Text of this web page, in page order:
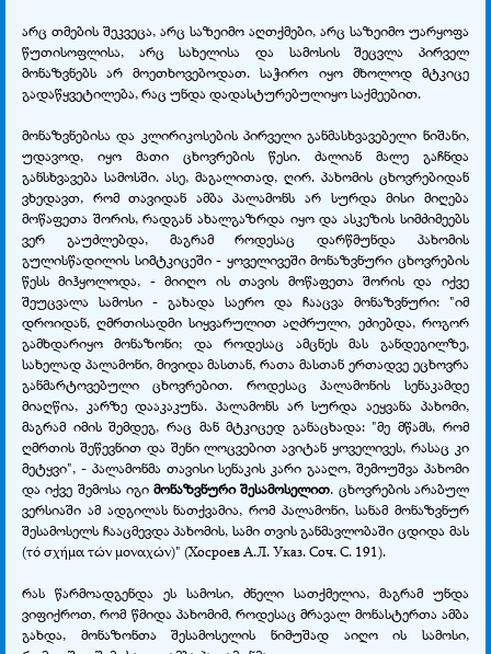
არც თმების შეკვეცა, არც საზეიმო აღთქმები, არც საზეიმო უარყოფა
წუთისოფლისა, არც სახელისა და სამოსის შეცვლა პირველ
მონაზვნებს არ მოეთხოვებოდათ. საჭირო იყო მხოლოდ მტკიცე
გადაწყვეტილება, რაც უნდა დადასტურებულიყო საქმეებით.
მონაზვნებისა და კლირიკოსების პირველი განმასხვავებელი ნიშანი,
უდავოდ, იყო მათი ცხოვრების წესი. ძალიან მალე გაჩნდა
განსხვავება სამოსში. ასე, მაგალითად, ღირ. პახომის ცხოვრებიდან
ვხედავთ, რომ თავიდან ამბა პალამონს არ სურდა მისი მიღება
მოწაფეთა შორის, რადგან ახალგაზრდა იყო და ასკეზის სიმძიმეებს
ვერ გაუძლებდა, მაგრამ როდესაც დარწმუნდა პახომის
გულისწადილის სიმტკიცეში - ყოველივეში მონაზვნური ცხოვრების
წესს მიჰყოლოდა, - მიიღო ის თავის მოწაფეთა შორის და იქვე
შეუცვალა სამოსი - გახადა საერო და ჩააცვა მონაზვნური: "იმ
დროიდან, ღმრთისადმი სიყვარულით აღძრული, ეძიებდა, როგორ
გამხდარიყო მონაზონი; და როდესაც ამცნეს მას განდეგილზე,
სახელად პალამონი, მივიდა მასთან, რათა მასთან ერთადვე ეცხოვრა
განმარტოვებული ცხოვრებით. როდესაც პალამონის სენაკამდე
მიაღწია, კარზე დააკაკუნა. პალამონს არ სურდა აეყვანა პახომი,
მაგრამ იმის შემდეგ, რაც მან მტკიცედ განაცხადა: "მე მწამს, რომ
ღმრთის შეწევნით და შენი ლოცვებით ავიტან ყოველივეს, რასაც კი
მეტყვი", - პალამონმა თავისი სენაკის კარი გააღო, შემოუშვა პახომი
და იქვე შემოსა იგი მონაზვნური შესამოსელით. ცხოვრების არაბულ
ვერსიაში ამ ადგილას ნათქვამია, რომ პალამონი, სანამ მონაზვნურ
შესამოსელს ჩააცმევდა პახომის, სამი თვის განმავლობაში ცდიდა მას
(τό σχήμα τών μοναχών)" (Хосроев А.Л. Указ. Соч. С. 191).
რას წარმოადგენდა ეს სამოსი, ძნელი სათქმელია, მაგრამ უნდა
ვიფიქროთ, რომ წმიდა პახომიმ, როდესაც მრავალ მონასტერთა ამბა
გახდა, მონაზონთა შესამოსელის ნიმუშად აიღო ის სამოსი,